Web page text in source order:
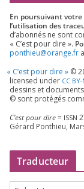
En pour­sui­vant votre
l’utilisation des
d’a­bon­nés ne sont
« C’est pour dire ».
ponthieu@​orange.​fr
« C’est pour dire » ©
licen­sed under CC
des­sins et
© sont pro­té­gés
C’est pour dire= ISSN
Gérard Ponthieu,
Traducteur